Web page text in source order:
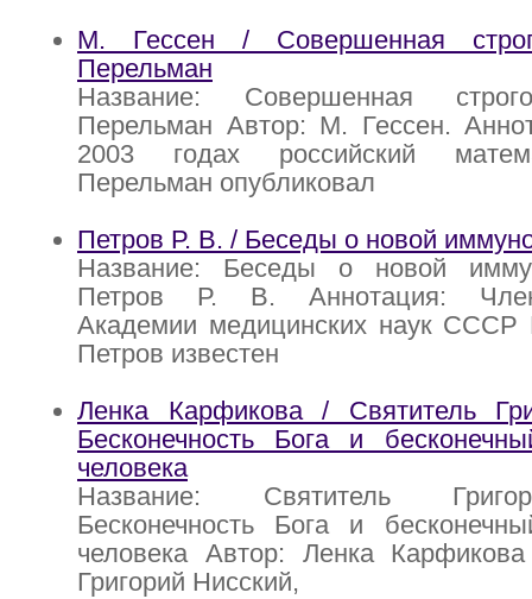
М. Гессен / Совершенная
Перельман
Название: Совершенная
Перельман Автор: М. Гессен.
2003 годах российский
Перельман опубликовал
Петров Р. В. / Беседы о новой
Название: Беседы о новой
Петров Р. В. Аннотация: Член-
Академии медицинских наук СССР
Петров известен
Ленка Карфикова / Святитель
Бесконечность Бога и
человека
Название: Святитель
Бесконечность Бога и
человека Автор: Ленка
Григорий Нисский,